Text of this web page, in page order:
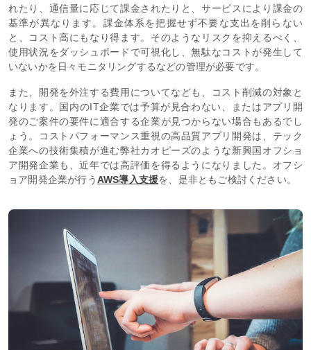
れたり、通信量に応じて課金されたりと、サービスにより課金の
基準が異なります。課金体系を把握せず不要な支出を削らない
と、コスト高にもなり得ます。そのようなリスクを抑えるべく、
使用状況をダッシュボードで可視化し、無駄なコストが発生して
いないかを日々モニタリングするなどの管理が必要です。
また、開発を外注する費用についてなども、コスト削減の対象と
なります。国内のIT企業では予算が見合わない、またはアプリ開
発のご案件の要件に適合する企業が見つからない場合もあるでし
ょう。コストパフォーマンス重視の高品質アプリ開発は、テック
企業への技術集積が進む弊社カオピーズのような新興国オフショ
ア開発企業も、近年では高評価を得るようになりました。オフシ
ョア開発企業が行うAWS導入支援を、是非ともご検討ください。